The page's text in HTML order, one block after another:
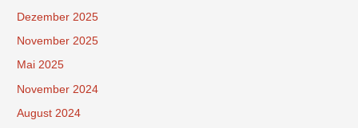
Dezember 2025
November 2025
Mai 2025
November 2024
August 2024